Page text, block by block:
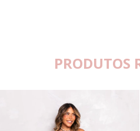
PRODUTOS